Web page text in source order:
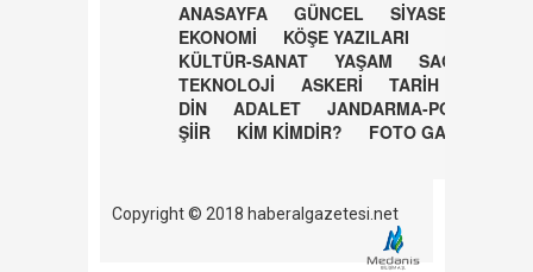
ANASAYFA GÜNCEL
SİYASET
EKONOMİ
KÖŞE YAZILARI
KÜLTÜR-SANAT
YAŞAM
SAĞLIK
TEKNOLOJİ
ASKERİ
TARİH
DİN
ADALET
JANDARMA-POLİS
ŞİİR
KİM KİMDİR? FOTO GALERİ
Copyright © 2018 haberalgazetesi.net